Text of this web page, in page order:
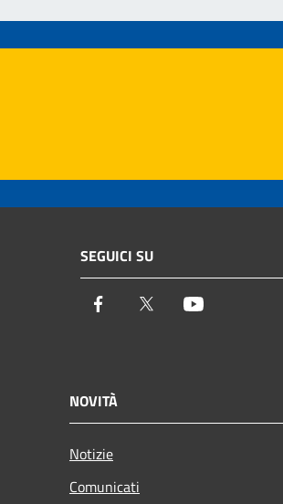
SEGUICI SU
Facebook Twitter
NOVITÀ
Notizie
Comunicati